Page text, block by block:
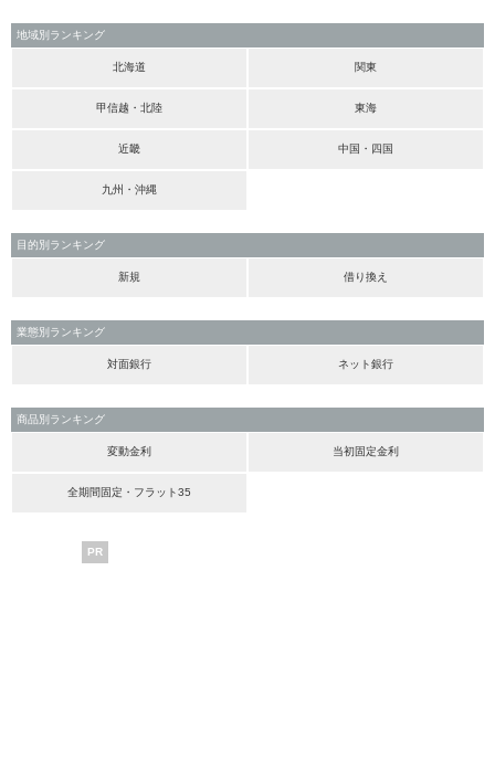
地域別ランキング
北海道 関東
甲信越・北陸 東海
近畿 中国・四国
九州・沖縄
目的別ランキング
新規 借り換え
業態別ランキング
対面銀行 ネット銀行
商品別ランキング
変動金利 当初固定金利
全期間固定・フラット35
PR